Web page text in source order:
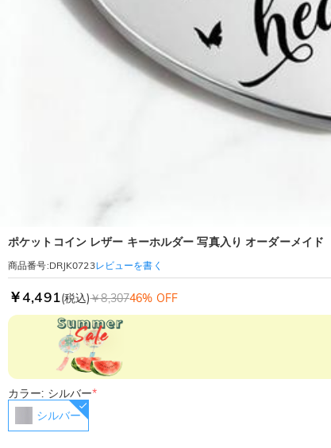
ポケットコイン レザー キーホルダー 写真入り オーダーメイド
商品番号:DRJK0723レビューを書く
￥4,491(税込)￥8,30746% OFF
カラー: シルバー*
シルバー